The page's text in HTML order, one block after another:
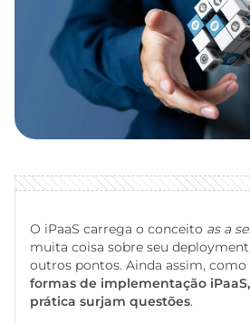
O iPaaS carrega o conceito as a
muita coisa sobre seu
outros pontos. Ainda assim, como
formas de implementação
prática surjam questões.